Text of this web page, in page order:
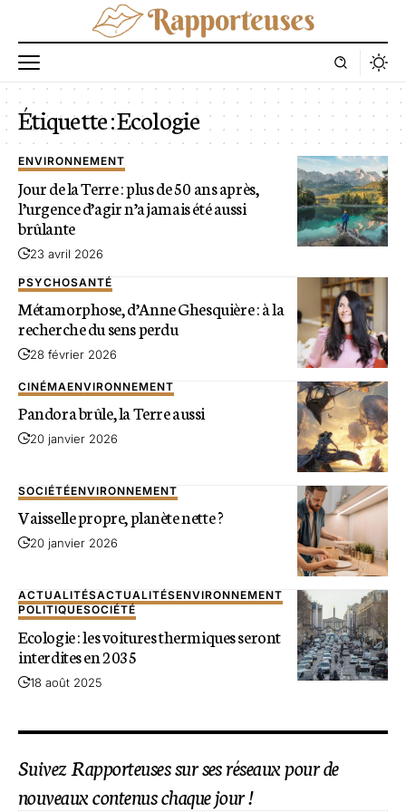
Étiquette :Ecologie
ENVIRONNEMENT
Jour de la Terre : plus de 50 ans après,
l’urgence d’agir n’a jamais été aussi
brûlante
23 avril 2026
PSYCHOSANTÉ
Métamorphose, d’Anne Ghesquière : à la
recherche du sens perdu
28 février 2026
CINÉMAENVIRONNEMENT
Pandora brûle, la Terre aussi
20 janvier 2026
SOCIÉTÉENVIRONNEMENT
Vaisselle propre, planète nette ?
20 janvier 2026
ACTUALITÉSACTUALITÉSENVIRONNEMENT
POLITIQUESOCIÉTÉ
Ecologie : les voitures thermiques seront
interdites en 2035
18 août 2025
Suivez Rapporteuses sur ses réseaux pour de
nouveaux contenus chaque jour !